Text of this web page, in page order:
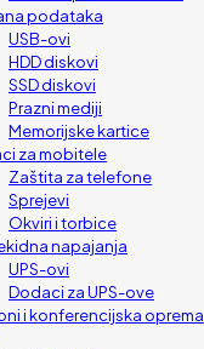
podataka
USB-ovi
HDD diskovi
SSD diskovi
Prazni mediji
Memorijske kartice
za mobitele
Zaštita za telefone
Sprejevi
Okviri i torbice
napajanja
UPS-ovi
Dodaci za UPS-ove
i konferencijska oprema